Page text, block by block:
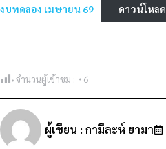
งบทดลอง เมษายน 69 ดาวน์โหลด
จำนวนผู้เข้าชม : 6
ผู้เขียน : กามีละห์ ยามา